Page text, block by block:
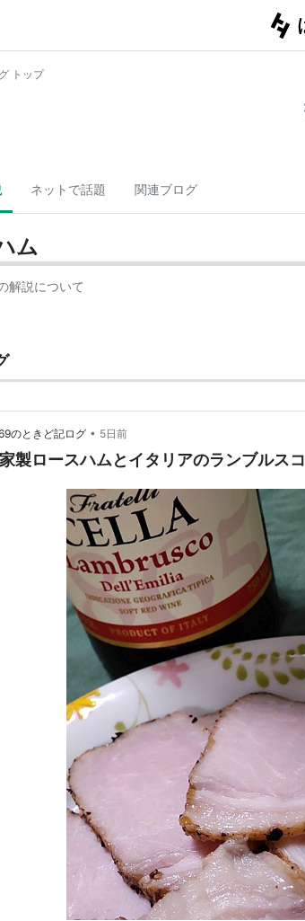
トップ
ネットで話題 関連ブログ
ム
解説について
のときど記ログ • 5日前
製ロースハムとイタリアのランブルスコ